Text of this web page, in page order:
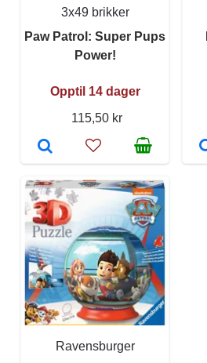
3x49 brikker
Paw Patrol: Super Pups
Power!
Opptil 14 dager
115,50 kr
Ravensburger